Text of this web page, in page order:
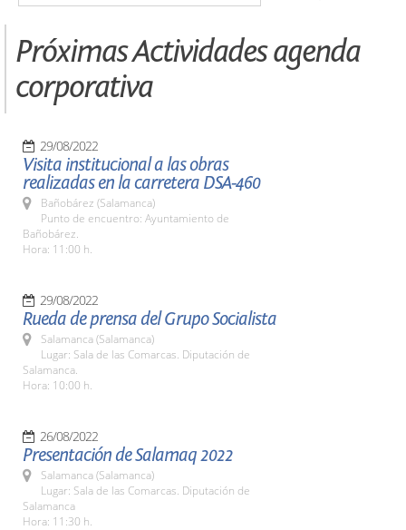
Próximas Actividades agenda
corporativa
29/08/2022
Visita institucional a las obras
realizadas en la carretera DSA-460
Bañobárez (Salamanca)
Punto de encuentro: Ayuntamiento de
Bañobárez.
Hora: 11:00 h.
29/08/2022
Rueda de prensa del Grupo Socialista
Salamanca (Salamanca)
Lugar: Sala de las Comarcas. Diputación de
Salamanca.
Hora: 10:00 h.
26/08/2022
Presentación de Salamaq 2022
Salamanca (Salamanca)
Lugar: Sala de las Comarcas. Diputación de
Salamanca
Hora: 11:30 h.